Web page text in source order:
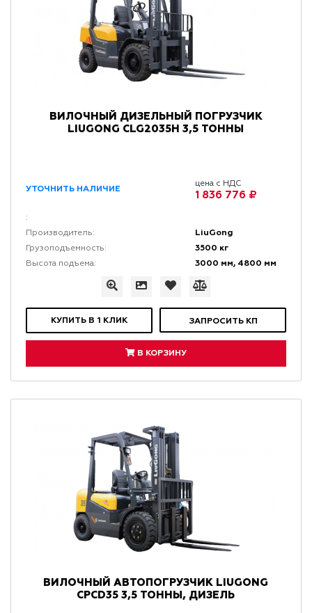
ВИЛОЧНЫЙ ДИЗЕЛЬНЫЙ ПОГРУЗЧИК
LIUGONG CLG2035H 3,5 ТОННЫ
УТОЧНИТЬ НАЛИЧИЕ
цена с НДС
1 836 776 ₽
:
Производитель:
LiuGong
Грузоподъемность: 3500 кг
Высота подъема: 3000 мм, 4800 мм
КУПИТЬ В 1 КЛИК ЗАПРОСИТЬ КП
В КОРЗИНУ
ВИЛОЧНЫЙ АВТОПОГРУЗЧИК LIUGONG
CPCD35 3,5 ТОННЫ, ДИЗЕЛЬ